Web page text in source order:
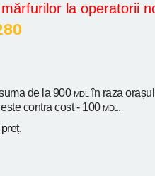
la operatorii
de la 900 MDL în raza
contra cost - 100 MDL .